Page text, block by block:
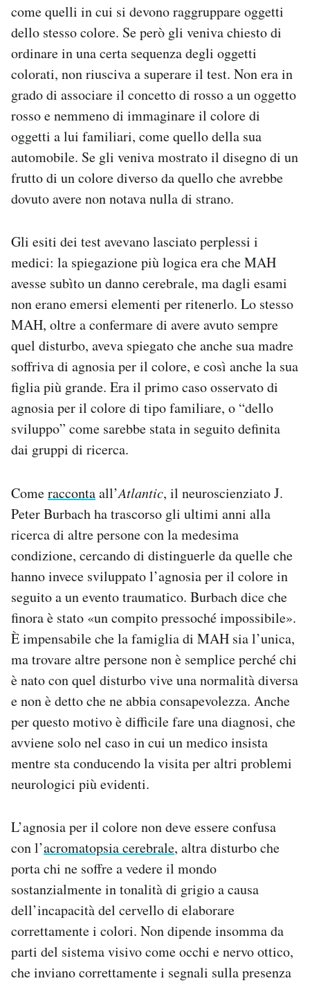
come quelli in cui si devono raggruppare oggetti
dello stesso colore. Se però gli veniva chiesto di
ordinare in una certa sequenza degli oggetti
colorati, non riusciva a superare il test. Non era in
grado di associare il concetto di rosso a un oggetto
rosso e nemmeno di immaginare il colore di
oggetti a lui familiari, come quello della sua
automobile. Se gli veniva mostrato il disegno di un
frutto di un colore diverso da quello che avrebbe
dovuto avere non notava nulla di strano.
Gli esiti dei test avevano lasciato perplessi i
medici: la spiegazione più logica era che MAH
avesse subìto un danno cerebrale, ma dagli esami
non erano emersi elementi per ritenerlo. Lo stesso
MAH, oltre a confermare di avere avuto sempre
quel disturbo, aveva spiegato che anche sua madre
soffriva di agnosia per il colore, e così anche la sua
figlia più grande. Era il primo caso osservato di
agnosia per il colore di tipo familiare, o “dello
sviluppo” come sarebbe stata in seguito definita
dai gruppi di ricerca.
Comeraccontaall’Atlantic, il neuroscienziato J.
Peter Burbach ha trascorso gli ultimi anni alla
ricerca di altre persone con la medesima
condizione, cercando di distinguerle da quelle che
hanno invece sviluppato l’agnosia per il colore in
seguito a un evento traumatico. Burbach dice che
finora è stato «un compito pressoché impossibile».
È impensabile che la famiglia di MAH sia l’unica,
ma trovare altre persone non è semplice perché chi
è nato con quel disturbo vive una normalità diversa
e non è detto che ne abbia consapevolezza. Anche
per questo motivo è difficile fare una diagnosi, che
avviene solo nel caso in cui un medico insista
mentre sta conducendo la visita per altri problemi
neurologici più evidenti.
L’agnosia per il colore non deve essere confusa
con l’acromatopsia cerebrale, altra disturbo che
porta chi ne soffre a vedere il mondo
sostanzialmente in tonalità di grigio a causa
dell’incapacità del cervello di elaborare
correttamente i colori. Non dipende insomma da
parti del sistema visivo come occhi e nervo ottico,
che inviano correttamente i segnali sulla presenza